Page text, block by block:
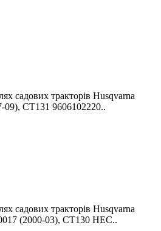
садових тракторів Husqvarna
09), CT131 9606102220..
садових тракторів Husqvarna
(2000-03), CT130 HEC..